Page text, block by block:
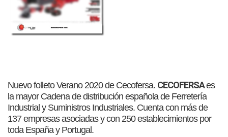
Nuevo folleto Verano 2020 de Cecofersa. CECOFERSAes
la mayor Cadena de distribución española de Ferretería
Industrial y Suministros Industriales. Cuenta con más de
137 empresas asociadas y con 250 establecimientos por
toda España y Portugal.